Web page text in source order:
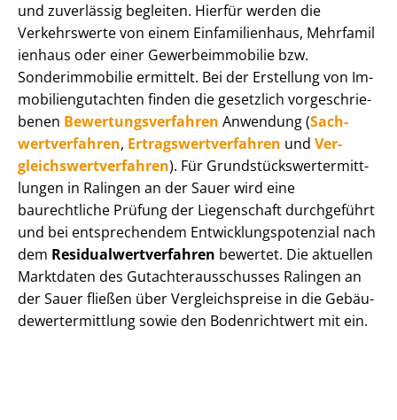
und zuverlässig begleiten. Hierfür werden die
Verkehrswerte von einem Einfamilienhaus, Mehr­fa­mi­l
i­en­haus oder einer Ge­wer­be­im­mo­bi­lie bzw.
Sonderimmobilie ermittelt. Bei der Erstellung von Im­
mo­bi­li­en­gut­ach­ten finden die gesetzlich vor­ge­schrie­
be­nen Be­wer­tungs­ver­fah­ren Anwendung (Sach­
wert­ver­fah­ren, Er­trags­wert­ver­fah­ren und Ver­
gleichs­wert­ver­fah­ren). Für Grund­stücks­wert­ermitt­
lun­gen in Ralingen an der Sauer wird eine
baurechtliche Prüfung der Liegenschaft durchgeführt
und bei entsprechendem Ent­wick­lungs­po­ten­zi­al nach
dem Re­si­du­al­wert­ver­fah­ren bewertet. Die aktuellen
Marktdaten des Gut­ach­ter­aus­schus­ses Ralingen an
der Sauer fließen über Ver­gleichs­prei­se in die Ge­bäu­
de­wert­ermitt­lung sowie den Bodenrichtwert mit ein.